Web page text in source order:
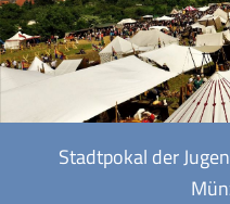
Stadtpokal der